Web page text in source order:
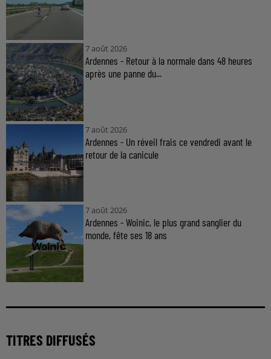
7 août 2026
Ardennes - Retour à la normale dans 48 heures
après une panne du...
7 août 2026
Ardennes - Un réveil frais ce vendredi avant le
retour de la canicule
7 août 2026
Ardennes - Woinic, le plus grand sanglier du
monde, fête ses 18 ans
TITRES DIFFUSÉS